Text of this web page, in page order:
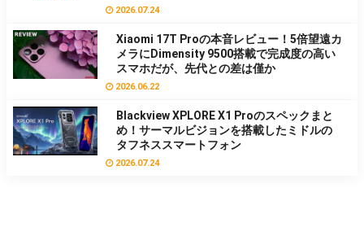
2026.07.24
Xiaomi 17T Proの本音レビュー！5倍望遠カ
メラにDimensity 9500搭載で完成度の高い
スマホだが、先代との差は僅か
2026.06.22
Blackview XPLORE X1 Proのスペックまと
め！サーマルビジョンを搭載したミドルの
タフネススマートフォン
2026.07.24